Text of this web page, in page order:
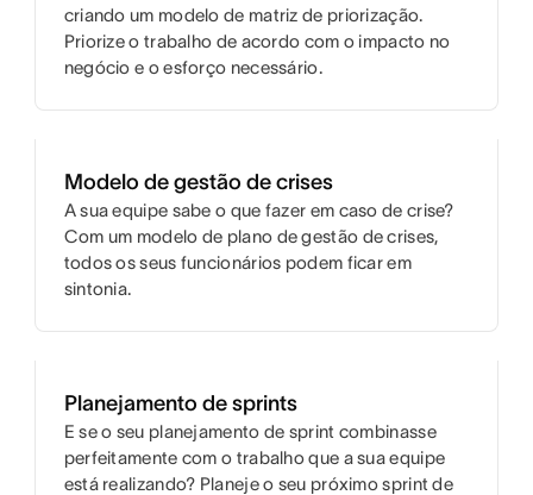
criando um modelo de matriz de priorização.
Priorize o trabalho de acordo com o impacto no
negócio e o esforço necessário.
Modelo de gestão de crises
A sua equipe sabe o que fazer em caso de crise?
Com um modelo de plano de gestão de crises,
todos os seus funcionários podem ficar em
sintonia.
Planejamento de sprints
E se o seu planejamento de sprint combinasse
perfeitamente com o trabalho que a sua equipe
está realizando? Planeje o seu próximo sprint de